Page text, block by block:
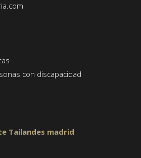
con discapacidad
Tailandes madrid